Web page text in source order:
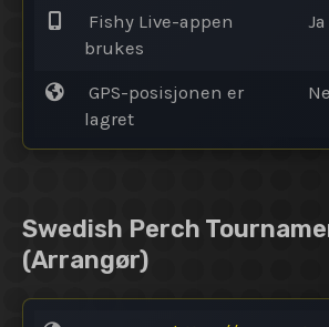
Fishy Live-appen
brukes
Ja
GPS-posisjonen er
lagret
Swedish Perch
(Arrangør)